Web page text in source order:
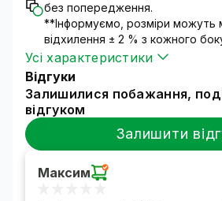
ефективного користування:
PID- Виявлення вторгнень
LCD- Виявлення перетину
SOD- Функція виявлення
об'єктів
PD/VD- Функція виявлення
рухаються в заздалегідь
- Розпізнавання осіб
CC- Функція перехресного
переміщення об'єктів чи
лініями
без попередження.
**Інформуємо, розміри можуть
відхилення ± 2 % з кожного
Усі характеристики
Відгуки
Залишилися побажання,
відгуком
Залишити
Максим